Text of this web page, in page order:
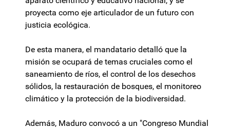
proyecta como eje articulador de un futuro con
justicia ecológica.
De esta manera, el mandatario detalló que la
misión se ocupará de temas cruciales como el
saneamiento de ríos, el control de los desechos
sólidos, la restauración de bosques, el monitoreo
climático y la protección de la biodiversidad.
Además, Maduro convocó a un "Congreso Mundial